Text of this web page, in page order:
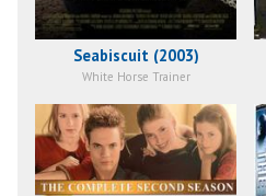
Seabiscuit (2003)
White Horse Trainer